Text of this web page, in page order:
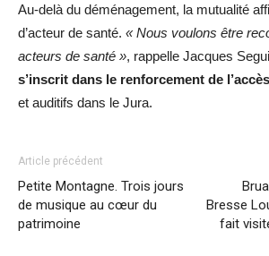
Au-delà du déménagement, la mutualité
d’acteur de santé. « Nous voulons être
acteurs de santé », rappelle Jacques
s’inscrit dans le renforcement de
et auditifs dans le Jura.
Article précédent
Petite Montagne. Trois jours
de musique au cœur du
patrimoine
Bresse
fait